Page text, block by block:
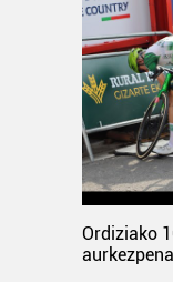
Ordiziako